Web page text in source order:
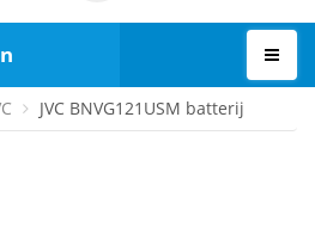
JVC BNVG121USM batterij